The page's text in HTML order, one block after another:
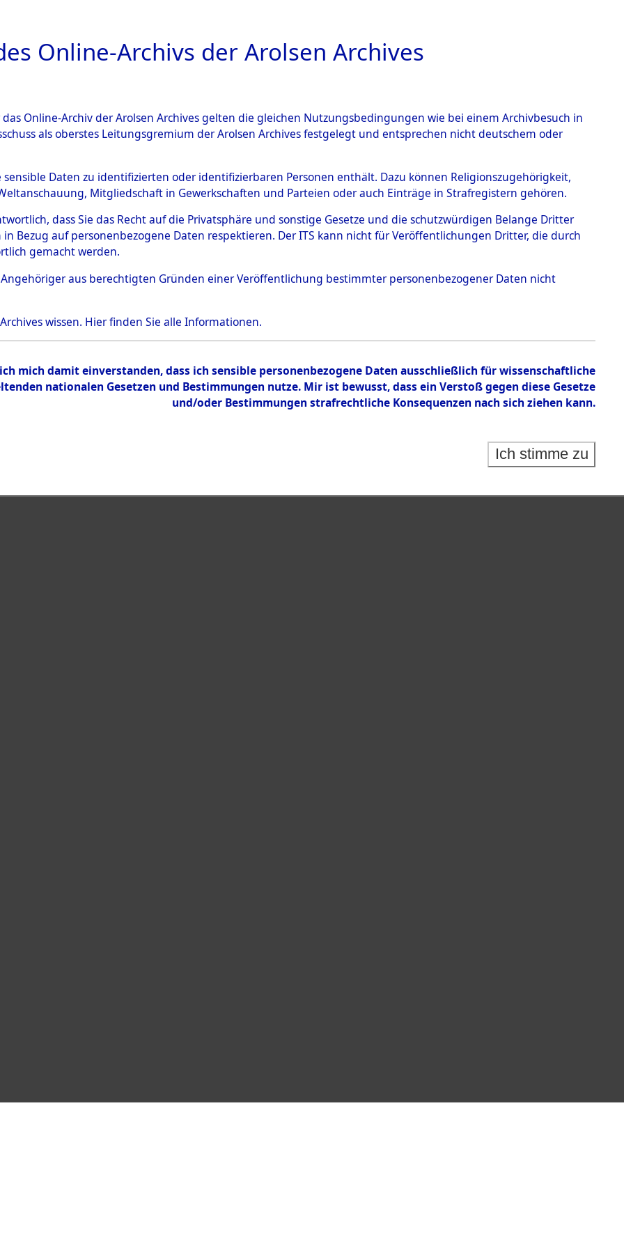
ARCHIVALE ÜBERSICHT BILD
0003 (108015083)
Person SUCHOWSKI, WLADISLAW
Bestand
Online-Archivs der Arolsen Archives
Online-Archiv der Arolsen Archives gelten die gleichen Nutzungsbedingungen wie bei einem Archivbesuch in
als oberstes Leitungsgremium der Arolsen Archives festgelegt und entsprechen nicht deutschem oder
sensible Daten zu identifizierten oder identifizierbaren Personen enthält. Dazu können Religionszugehörigkeit,
Mitgliedschaft in Gewerkschaften und Parteien oder auch Einträge in Strafregistern gehören.
dass Sie das Recht auf die Privatsphäre und sonstige Gesetze und die schutzwürdigen Belange Dritter
Bezug auf personenbezogene Daten respektieren. Der ITS kann nicht für Veröffentlichungen Dritter, die durch
gemacht werden.
Angehöriger aus berechtigten Gründen einer Veröffentlichung bestimmter personenbezogener Daten nicht
wissen. Hierfinden Sie alle Informationen.
mich damit einverstanden, dass ich sensible personenbezogene Daten ausschließlich für wissenschaftliche
nationalen Gesetzen und Bestimmungen nutze. Mir ist bewusst, dass ein Verstoß gegen diese Gesetze
und/oder Bestimmungen strafrechtliche Konsequenzen nach sich ziehen kann.
Ich stimme zu